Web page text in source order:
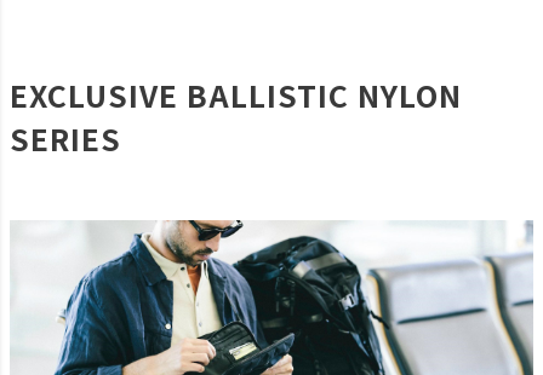
EXCLUSIVE BALLISTIC NYLON
SERIES